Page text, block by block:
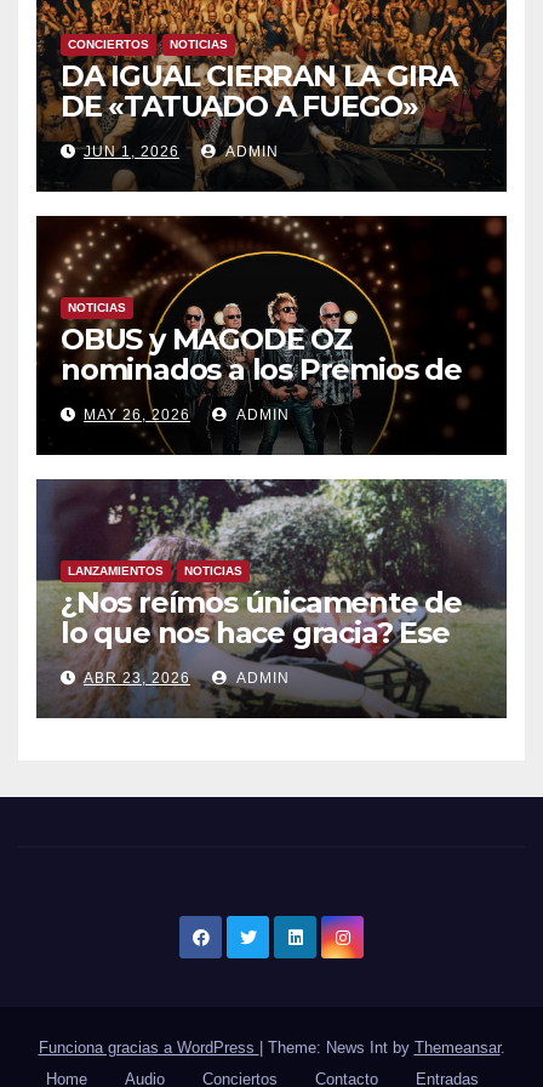
CONCIERTOS NOTICIAS
DA IGUAL CIERRAN LA GIRA
DE «TATUADO A FUEGO»
CON UN LLENO EN LA SALA
DEL MOVISTAR ARENA DE
MADRID
JUN 1, 2026 ADMIN
NOTICIAS
OBUS y MAGODE OZ
nominados a los Premios de
la Academia de la Música de
España- Esta noche en La 2
MAY 26, 2026 ADMIN
LANZAMIENTOS NOTICIAS
¿Nos reímos únicamente de
lo que nos hace gracia? Ese
chiste ya me lo has contado,
el nuevo single de JUAN
ANSELMO
ABR 23, 2026 ADMIN
Funciona gracias a WordPress Theme: News Int by Themeansar.
Home
Audio Conciertos Contacto Entradas